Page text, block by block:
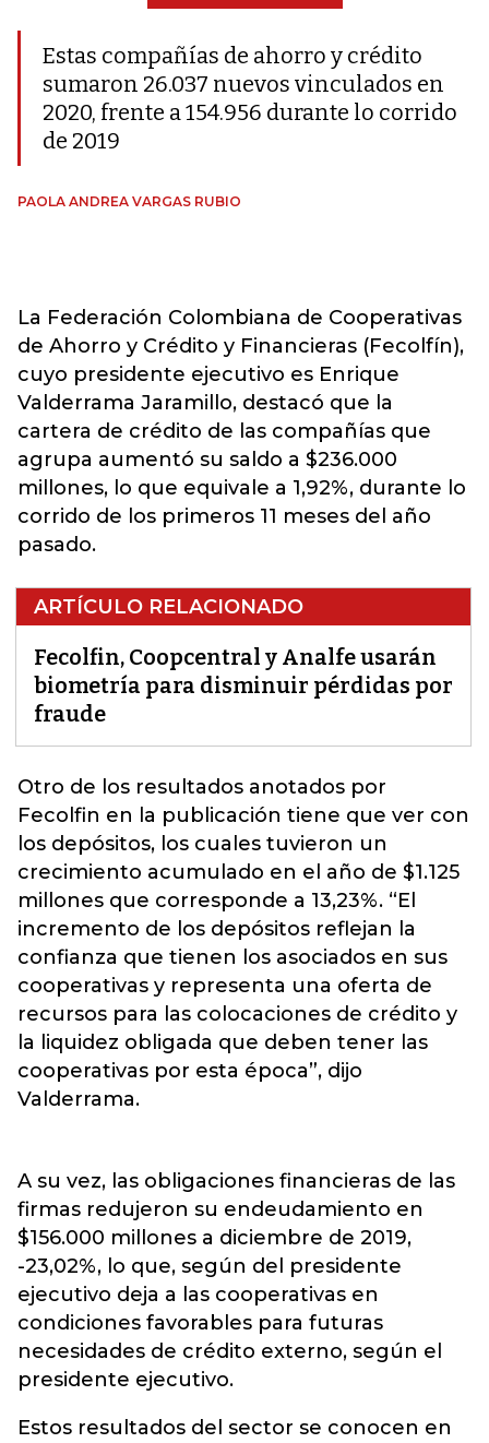
Estas compañías de ahorro y crédito
sumaron 26.037 nuevos vinculados en
2020, frente a 154.956 durante lo corrido
de 2019
PAOLA ANDREA VARGAS RUBIO
La Federación Colombiana de Cooperativas
de Ahorro y Crédito y Financieras (Fecolfín),
cuyo presidente ejecutivo es Enrique
Valderrama Jaramillo, destacó que la
cartera de crédito de las compañías que
agrupa aumentó su saldo a $236.000
millones, lo que equivale a 1,92%, durante lo
corrido de los primeros 11 meses del año
pasado.
ARTÍCULO RELACIONADO
Fecolfin, Coopcentral y Analfe usarán
biometría para disminuir pérdidas por
fraude
Otro de los resultados anotados por
Fecolfin en la publicación tiene que ver con
los depósitos, los cuales tuvieron un
crecimiento acumulado en el año de $1.125
millones que corresponde a 13,23%. “El
incremento de los depósitos reflejan la
confianza que tienen los asociados en sus
cooperativas y representa una oferta de
recursos para las colocaciones de crédito y
la liquidez obligada que deben tener las
cooperativas por esta época”, dijo
Valderrama.
A su vez, las obligaciones financieras de las
firmas redujeron su endeudamiento en
$156.000 millones a diciembre de 2019,
-23,02%, lo que, según del presidente
ejecutivo deja a las cooperativas en
condiciones favorables para futuras
necesidades de crédito externo, según el
presidente ejecutivo.
Estos resultados del sector se conocen en